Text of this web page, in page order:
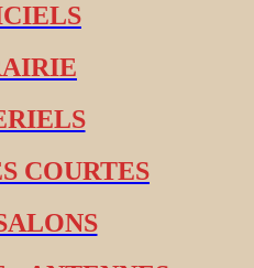
COURTES